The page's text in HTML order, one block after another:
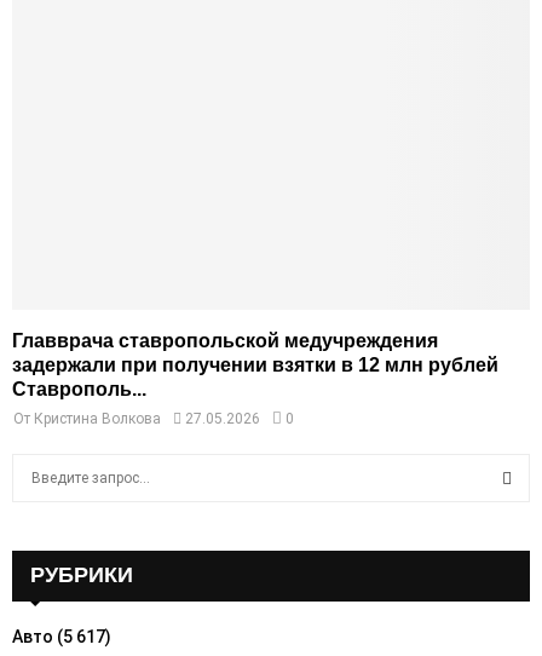
Главврача ставропольской медучреждения
задержали при получении взятки в 12 млн рублей
Ставрополь...
От Кристина Волкова 27.05.2026 0
o
РУБРИКИ
Авто (5 617)